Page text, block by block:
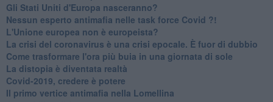
Gli Stati Uniti d'Europa nasceranno?
Nessun esperto antimafia nelle task force Covid ?!
L'Unione europea non è europeista?
La crisi del coronavirus è una crisi epocale. È fuor di dubbio
Come trasformare l'ora più buia in una giornata di sole
​La distopia è diventata realtà
Covid-2019, credere è potere
Il primo vertice antimafia nella Lomellina